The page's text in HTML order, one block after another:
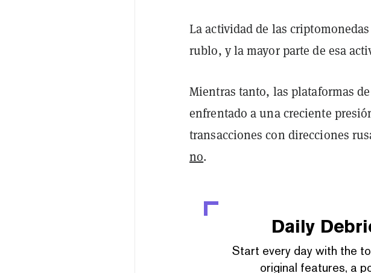
La actividad de las criptomonedas
rublo, y la mayor parte de esa
Mientras tanto, las plataformas
enfrentado a una creciente
transacciones con direcciones
no.
Daily
Start every day with the
original features, a